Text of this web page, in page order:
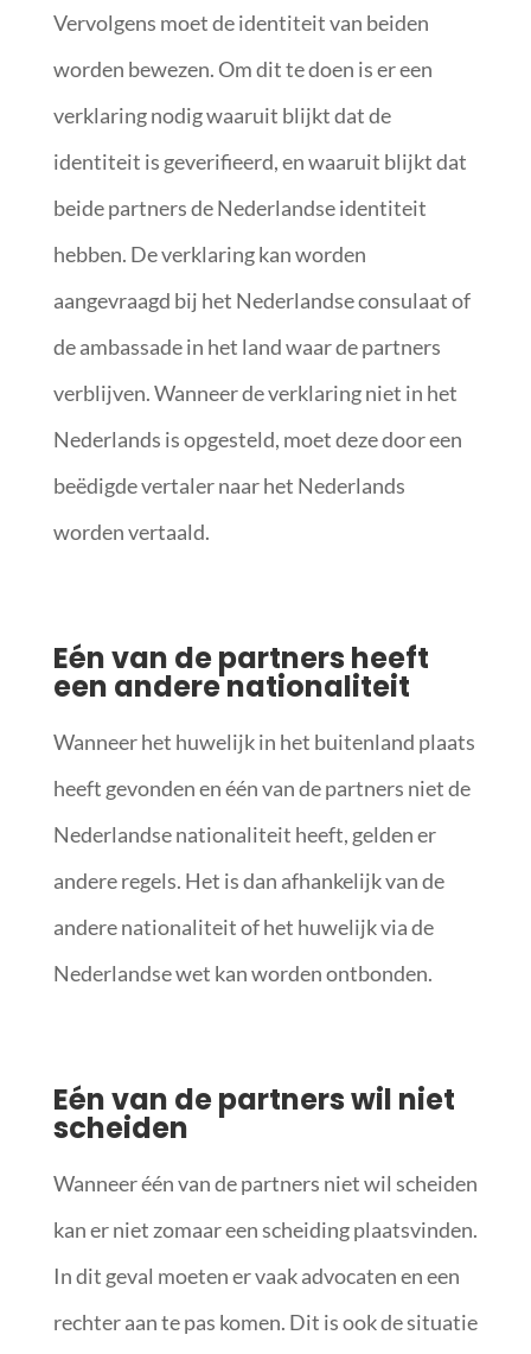
Vervolgens moet de identiteit van beiden
worden bewezen. Om dit te doen is er een
verklaring nodig waaruit blijkt dat de
identiteit is geverifieerd, en waaruit blijkt dat
beide partners de Nederlandse identiteit
hebben. De verklaring kan worden
aangevraagd bij het Nederlandse consulaat of
de ambassade in het land waar de partners
verblijven. Wanneer de verklaring niet in het
Nederlands is opgesteld, moet deze door een
beëdigde vertaler naar het Nederlands
worden vertaald.
Eén van de partners heeft
een andere nationaliteit
Wanneer het huwelijk in het buitenland plaats
heeft gevonden en één van de partners niet de
Nederlandse nationaliteit heeft, gelden er
andere regels. Het is dan afhankelijk van de
andere nationaliteit of het huwelijk via de
Nederlandse wet kan worden ontbonden.
Eén van de partners wil niet
scheiden
Wanneer één van de partners niet wil scheiden
kan er niet zomaar een scheiding plaatsvinden.
In dit geval moeten er vaak advocaten en een
rechter aan te pas komen. Dit is ook de situatie